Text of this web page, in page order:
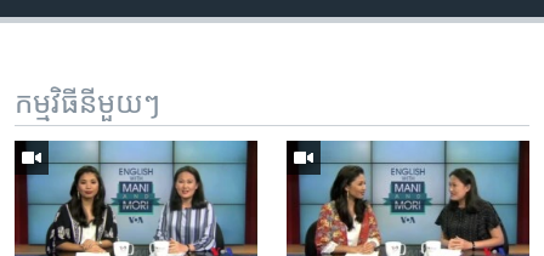
កម្មវិធី​នីមួយៗ